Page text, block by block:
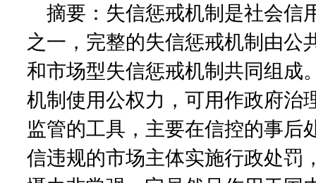
摘要：失信惩戒机制是社会信
之一，完整的失信惩戒机制由公
和市场型失信惩戒机制共同组成
机制使用公权力，可用作政府治
监管的工具，主要在信控的事后
信违规的市场主体实施行政处罚